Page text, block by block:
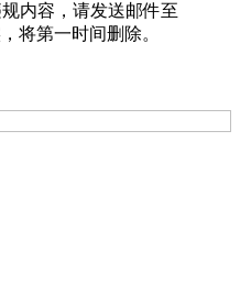
内容，请发送邮件至
将第一时间删除。